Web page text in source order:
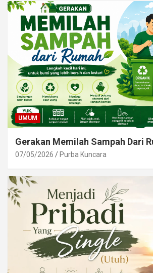
UMUM
Gerakan Memilah Sampah Dari
07/05/2026 Purba Kuncara